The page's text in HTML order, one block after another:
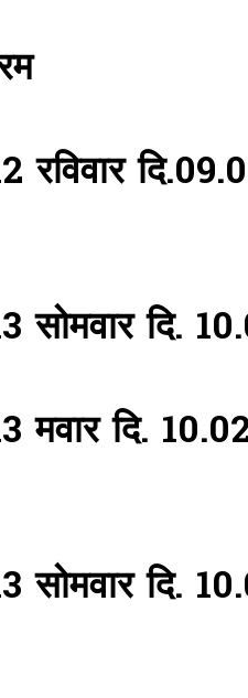
रविवार
सोमवार दि.
मवार दि.
सोमवार दि.